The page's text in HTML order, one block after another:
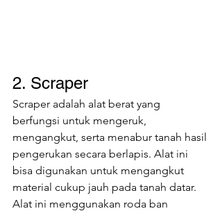
2. Scraper
Scraper adalah alat berat yang
berfungsi untuk mengeruk,
mengangkut, serta menabur tanah hasil
pengerukan secara berlapis. Alat ini
bisa digunakan untuk mengangkut
material cukup jauh pada tanah datar.
Alat ini menggunakan roda ban